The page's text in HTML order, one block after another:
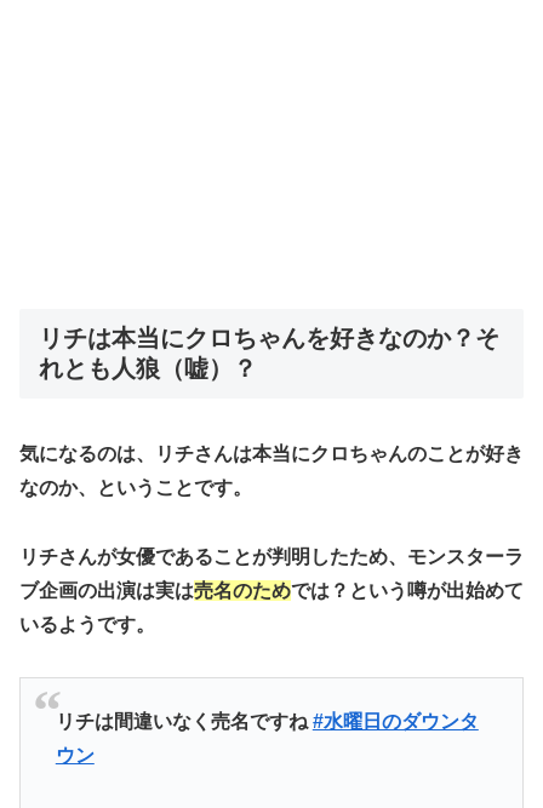
リチは本当にクロちゃんを好きなのか？そ
れとも人狼（嘘）？
気になるのは、リチさんは本当にクロちゃんのことが好き
なのか、ということです。
リチさんが女優であることが判明したため、モンスターラ
ブ企画の出演は実は売名のためでは？という噂が出始めて
いるようです。
リチは間違いなく売名ですね #水曜日のダウンタ
ウン